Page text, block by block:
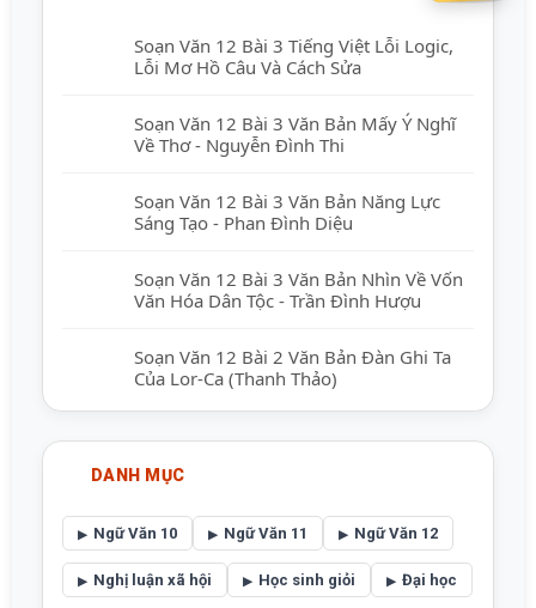
Soạn Văn 12 Bài 3 Tiếng Việt Lỗi Logic,
Lỗi Mơ Hồ Câu Và Cách Sửa
Soạn Văn 12 Bài 3 Văn Bản Mấy Ý Nghĩ
Về Thơ - Nguyễn Đình Thi
Soạn Văn 12 Bài 3 Văn Bản Năng Lực
Sáng Tạo - Phan Đình Diệu
Soạn Văn 12 Bài 3 Văn Bản Nhìn Về Vốn
Văn Hóa Dân Tộc - Trần Đình Hượu
Soạn Văn 12 Bài 2 Văn Bản Đàn Ghi Ta
Của Lor-Ca (Thanh Thảo)
DANH MỤC
Ngữ Văn 10 Ngữ Văn 11 Ngữ Văn 12
Nghị luận xã hội Học sinh giỏi Đại học